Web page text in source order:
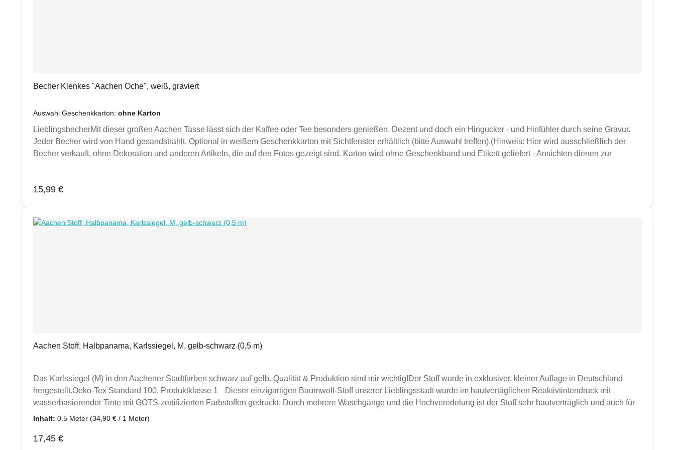
Becher Klenkes "Aachen Oche", weiß, graviert
Auswahl Geschenkkarton: ohne Karton
LieblingsbecherMit dieser großen Aachen Tasse lässt sich der Kaffee oder Tee besonders genießen. Dezent und doch ein Hingucker - und Hinfühler durch seine Gravur.
Jeder Becher wird von Hand gesandstrahlt. Optional in weißem Geschenkkarton mit Sichtfenster erhältlich (bitte Auswahl treffen).(Hinweis: Hier wird ausschließlich der
Becher verkauft, ohne Dekoration und anderen Artikeln, die auf den Fotos gezeigt sind. Karton wird ohne Geschenkband und Etikett geliefert - Ansichten dienen zur
Regulärer Preis:
15,99 €
Aachen Stoff, Halbpanama, Karlssiegel, M, gelb-schwarz (0,5 m)
Das Karlssiegel (M) in den Aachener Stadtfarben schwarz auf gelb. Qualität & Produktion sind mir wichtig!Der Stoff wurde in exklusiver, kleiner Auflage in Deutschland
hergestellt.Oeko-Tex Standard 100, Produktklasse 1 Dieser einzigartigen Baumwoll-Stoff unserer Lieblingsstadt wurde im hautvertäglichen Reaktivtintendruck mit
wasserbasierender Tinte mit GOTS-zertifizierten Farbstoffen gedruckt. Durch mehrere Waschgänge und die Hochveredelung ist der Stoff sehr hautverträglich und auch für
Babyartikel geeignet.Preis:1 Stück = 0,5 m, Preis pro Meter = 34,90 €.Breite ca. 158 cm.Wenn du 1 Meter kaufen möchtest, wählst du "2" aus.Wenn du 2,5 m Meter kaufen
Gewebe aus 100% Baumwolle eignet sich super für dein Näh-Projekt wie Kissen, Gardinen, Schürzen, Aufbewahrungstäschchen und andere kreative Projekte. Auch
Inhalt: 0.5 Meter (34,90 € / 1 Meter)
Regulärer Preis:
17,45 €